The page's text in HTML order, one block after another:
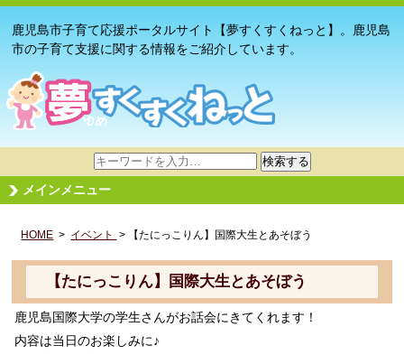
鹿児島市子育て応援ポータルサイト【夢すくすくねっと】。鹿児島
市の子育て支援に関する情報をご紹介しています。
サ
イ
ト
検
検索する
メインメニュー
HOME > イベント > 【たにっこりん】国際大生とあそぼう
【たにっこりん】国際大生とあそぼう
鹿児島国際大学の学生さんがお話会にきてくれます！
内容は当日のお楽しみに♪